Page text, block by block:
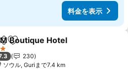
料金を表示
ェアお気に入りに追加
Boutique Hotel
テルのランク
230
ソウル, Guriまで7.4 km